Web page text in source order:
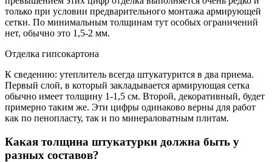
только при условии предварительного монтажа армирующей
сетки. По минимальным толщинам тут особых ограничений
нет, обычно это 1,5-2 мм.
Отделка гипсокартона
К сведению: утеплитель всегда штукатурится в два приема.
Первый слой, в который закладывается армирующая сетка
обычно имеет толщину 1-1,5 см. Второй, декоративный, будет
примерно таким же. Эти цифры одинаково верны для работ
как по пенопласту, так и по минераловатным плитам.
Какая толщина штукатурки должна быть у
разных составов?